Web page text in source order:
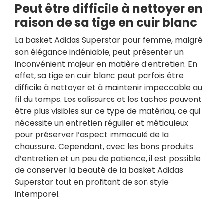
Peut être difficile à nettoyer en
raison de sa tige en cuir blanc
La basket Adidas Superstar pour femme, malgré
son élégance indéniable, peut présenter un
inconvénient majeur en matière d’entretien. En
effet, sa tige en cuir blanc peut parfois être
difficile à nettoyer et à maintenir impeccable au
fil du temps. Les salissures et les taches peuvent
être plus visibles sur ce type de matériau, ce qui
nécessite un entretien régulier et méticuleux
pour préserver l’aspect immaculé de la
chaussure. Cependant, avec les bons produits
d’entretien et un peu de patience, il est possible
de conserver la beauté de la basket Adidas
Superstar tout en profitant de son style
intemporel.